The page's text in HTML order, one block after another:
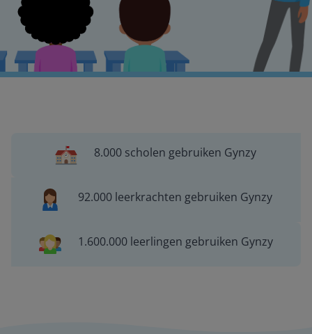
8.000 scholen gebruiken Gynzy
92.000 leerkrachten gebruiken Gynzy
1.600.000 leerlingen gebruiken Gynzy